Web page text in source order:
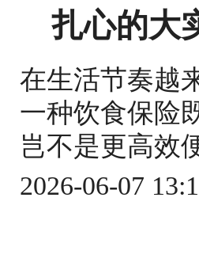
扎心的大
在生活节奏越
一种饮食保险
岂不是更高效
2026-06-07